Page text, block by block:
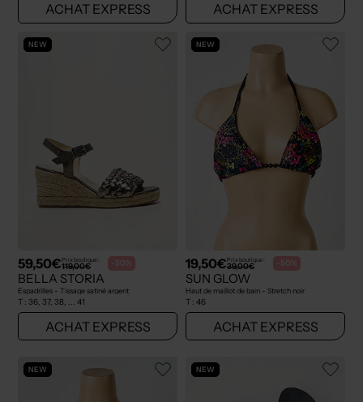
ACHAT EXPRESS ACHAT EXPRESS
NEW
59,50€Prix boutique :
119,00€ -50%
BELLA STORIA
Espadrilles - Tissage satiné argent
T : 36, 37, 38, ... 41
ACHAT EXPRESS
NEW
19,50€Prix boutique :
39,00€ -50%
SUN GLOW
Haut de maillot de bain - Stretch noir
T : 46
ACHAT EXPRESS
NEW NEW